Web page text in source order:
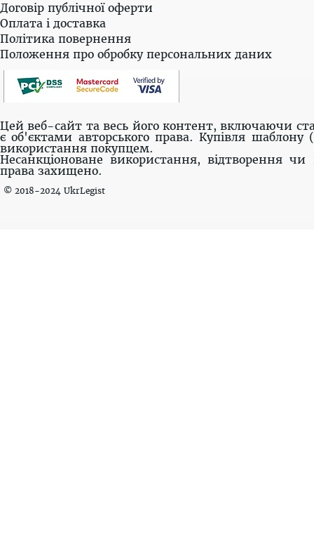
Договір публічної оферти
Оплата і доставка
Політика повернення
Положення про обробку персональних даних
Цей веб-сайт та весь його контент, включаючи
є об'єктами авторського права. Купівля шаблону
використання покупцем.
Несанкціоноване використання, відтворення
права захищено.
© 2018-2024 UkrLegist